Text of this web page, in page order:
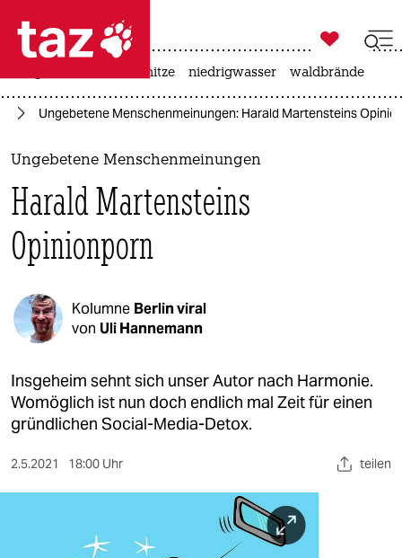
 taz zahl ich
taz zahl ich
themen
politik
öko
kultur
berlin

taz zahl ich
hitze niedrigwasser waldbrände
Ungebetene Menschenmeinungen: Harald Martensteins
Ungebetene Menschenmeinungen
Harald Martensteins
Opinionporn
Kolumne Berlin viral
von Uli Hannemann
Insgeheim sehnt sich unser Autor nach Harmonie.
Womöglich ist nun doch endlich mal Zeit für einen
gründlichen Social-Media-Detox.
2.5.2021 18:00 Uhr teilen